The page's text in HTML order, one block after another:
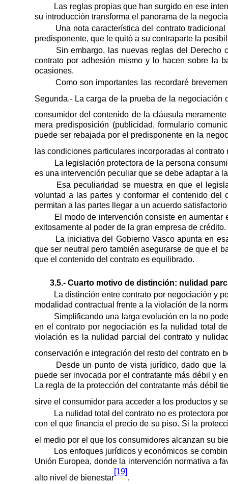
Las reglas propias que han surgido en ese
su introducción transforma el panorama de la
Una nota característica del contrato
predisponente, que le quitó a su contraparte la
Sin embargo, las nuevas reglas del
contrato por adhesión mismo y lo hacen sobre la
ocasiones.
Como son importantes las recordaré
Segunda.- Lacarga de la prueba de la negociación
consumidor del contenido de la cláusula
mera predisposición (publicidad, formulario
puede ser rebajada por el predisponente en la
las condiciones particulares incorporadas al
La legislación protectora de la persona
es una intervención peculiar que se debe adaptar a
Esa peculiaridad se muestra en que el
voluntad a las partes y conformar el contenido
permitan a las partes llegar a un acuerdo
El modo de intervención consiste en
exitosamente al poder de la gran empresa de crédito.
La iniciativa del Gobierno Vasco apunta en
que ser neutral pero también asegurarse de que el
que el contenido del contrato es equilibrado.
3.5.- Cuarto motivo de distinción: nulidad
La distinción entre contrato por negociación y
modalidad contractual frente a la violación de la
Simplificando una larga evolución en la no
en el contrato por negociación es la nulidad total
violación es la nulidad parcial del contrato y
conservación e integración del resto del contrato en
Desde un punto de vista jurídico, dado que
puede ser invocada por el contratante más débil y
La regla de la protección del contratante más débil
sirve el consumidor para acceder a los productos y
La nulidad total del contrato no es protectora
con el que financia el precio de su piso. Si la
el medio por el que los consumidores alcanzan su
Los enfoques jurídicos y económicos se
Unión Europea, donde la intervención normativa a
alto nivel de bienestar
[19]
.